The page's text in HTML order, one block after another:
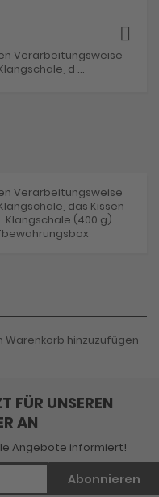
Verarbeitungsweise
d ...
Verarbeitungsweise
das Kissen
(400 g)
Warenkorb hinzuzufügen
FÜR UNSEREN
AN
Angebote informiert!
Abonnieren